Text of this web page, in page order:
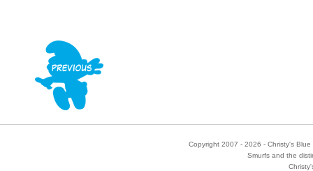
Copyright 2007 - 2026 - Christy's
Smurfs and the